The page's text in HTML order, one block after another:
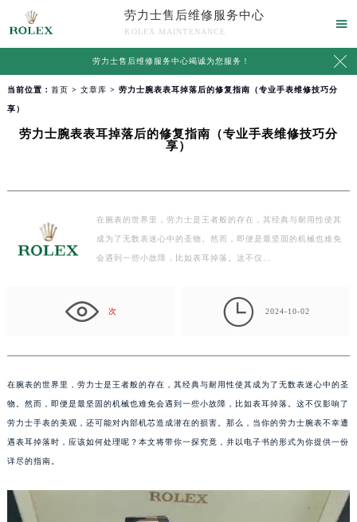
劳力士售后维修服务中心
ROLEX MAINTENANCE

劳力士售后维修服务中心竭诚为您服务！ 
当前位置： 首页 > 文章库 > 劳力士腕表表耳掉落后的修复指南（专业手表维修技巧分
享）
劳力士腕表表耳掉落后的修复指南（专业手表维修技巧分
享）
在腕表的世界里，劳力士是王者般的存在，其经典与耐用性使其
成为了无数表迷心中的圣物。然而，即便是最坚固的机械也难免
会遇到一些小故障，比如表耳掉落。这不仅…
次  2024-10-02
在腕表的世界里，劳力士是王者般的存在，其经典与耐用性使其成为了无数表迷心中的圣
物。然而，即便是最坚固的机械也难免会遇到一些小故障，比如表耳掉落。这不仅影响了
劳力士手表的美观，还可能对内部机芯造成潜在的损害。那么，当你的劳力士腕表不幸遭
遇表耳掉落时，应该如何处理呢？本文将带你一探究竟，并以电子书的形式为你提供一份
详尽的指南。